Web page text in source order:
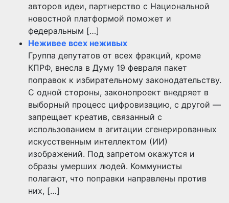
авторов идеи, партнерство с Национальной
новостной платформой поможет и
федеральным […]
Неживее всех неживых
Группа депутатов от всех фракций, кроме
КПРФ, внесла в Думу 19 февраля пакет
поправок к избирательному законодательству.
С одной стороны, законопроект внедряет в
выборный процесс цифровизацию, с другой —
запрещает креатив, связанный с
использованием в агитации сгенерированных
искусственным интеллектом (ИИ)
изображений. Под запретом окажутся и
образы умерших людей. Коммунисты
полагают, что поправки направлены против
них, […]